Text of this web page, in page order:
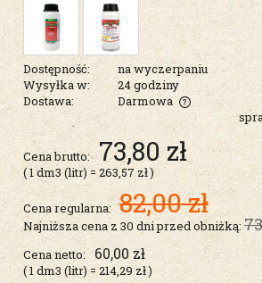
Dostępność:
na wyczerpaniu
Wysyłka w:
24 godziny
Dostawa:
Darmowa
Cena nie zawiera ewentualnych
Cena brutto: 73,80 zł
( 1dm3 (litr) = 263,57 zł)
Cena regularna: 82,00 zł
Najniższa cena z 30 dni przed obniżką:
Cena netto: 60,00 zł
( 1dm3 (litr) = 214,29 zł)